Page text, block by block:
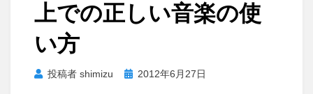
上での正しい音楽の使
い方
投稿者shimizu
投 2012年6月27日